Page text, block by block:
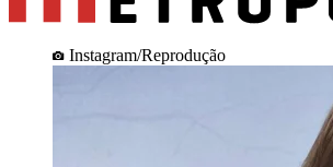
Instagram/Reprodução